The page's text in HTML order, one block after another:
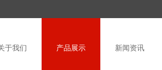
于我们 产品展示 新闻资讯